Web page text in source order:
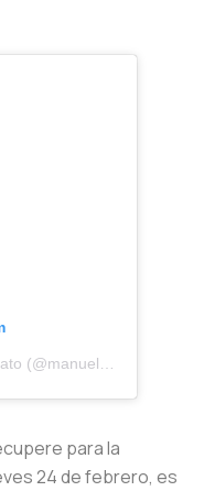
para la
24 de febrero, es